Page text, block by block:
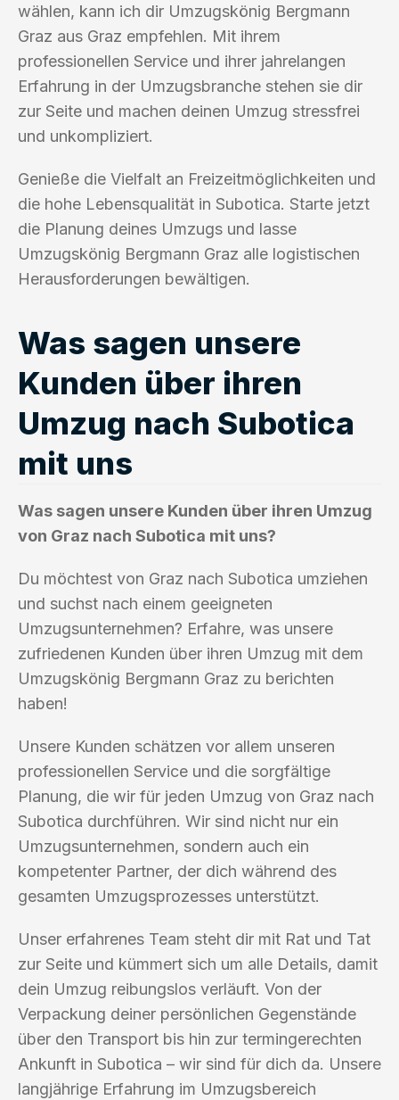
wählen, kann ich dir Umzugskönig Bergmann
Graz aus Graz empfehlen. Mit ihrem
professionellen Service und ihrer jahrelangen
Erfahrung in der Umzugsbranche stehen sie dir
zur Seite und machen deinen Umzug stressfrei
und unkompliziert.
Genieße die Vielfalt an Freizeitmöglichkeiten und
die hohe Lebensqualität in Subotica. Starte jetzt
die Planung deines Umzugs und lasse
Umzugskönig Bergmann Graz alle logistischen
Herausforderungen bewältigen.
Was sagen unsere
Kunden über ihren
Umzug nach Subotica
mit uns
Was sagen unsere Kunden über ihren Umzug
von Graz nach Subotica mit uns?
Du möchtest von Graz nach Subotica umziehen
und suchst nach einem geeigneten
Umzugsunternehmen? Erfahre, was unsere
zufriedenen Kunden über ihren Umzug mit dem
Umzugskönig Bergmann Graz zu berichten
haben!
Unsere Kunden schätzen vor allem unseren
professionellen Service und die sorgfältige
Planung, die wir für jeden Umzug von Graz nach
Subotica durchführen. Wir sind nicht nur ein
Umzugsunternehmen, sondern auch ein
kompetenter Partner, der dich während des
gesamten Umzugsprozesses unterstützt.
Unser erfahrenes Team steht dir mit Rat und Tat
zur Seite und kümmert sich um alle Details, damit
dein Umzug reibungslos verläuft. Von der
Verpackung deiner persönlichen Gegenstände
über den Transport bis hin zur termingerechten
Ankunft in Subotica – wir sind für dich da. Unsere
langjährige Erfahrung im Umzugsbereich